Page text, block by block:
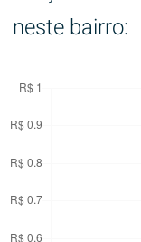
neste bairro: